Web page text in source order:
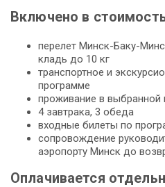
Включено в
перелет Минск-Баку-
кладь до 10 кг
транспортное и
программе
проживание в выбранной
4 завтрака, 3 обеда
входные билеты по
сопровождение
аэропорту Минск до
Оплачивается